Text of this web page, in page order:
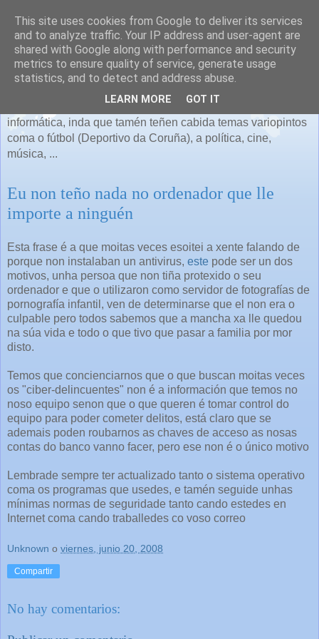
As miñas cousas
Falaremos de todo o que se nos ocurra, principalmente de
informática, inda que tamén teñen cabida temas variopintos
coma o fútbol (Deportivo da Coruña), a política, cine,
música, ...
Eu non teño nada no ordenador que lle
importe a ninguén
Esta frase é a que moitas veces esoitei a xente falando de
porque non instalaban un antivirus, este pode ser un dos
motivos, unha persoa que non tiña protexido o seu
ordenador e que o utilizaron como servidor de fotografías de
pornografía infantil, ven de determinarse que el non era o
culpable pero todos sabemos que a mancha xa lle quedou
na súa vida e todo o que tivo que pasar a familia por mor
disto.
Temos que concienciarnos que o que buscan moitas veces
os "ciber-delincuentes" non é a información que temos no
noso equipo senon que o que queren é tomar control do
equipo para poder cometer delitos, está claro que se
ademais poden roubarnos as chaves de acceso as nosas
contas do banco vanno facer, pero ese non é o único motivo
Lembrade sempre ter actualizado tanto o sistema operativo
coma os programas que usedes, e tamén seguide unhas
mínimas normas de seguridade tanto cando estedes en
Internet coma cando traballedes co voso correo
Unknown o viernes, junio 20, 2008
Compartir
No hay comentarios:
This site uses cookies from Google to deliver its services
and to analyze traffic. Your IP address and user-agent are
shared with Google along with performance and security
metrics to ensure quality of service, generate usage
statistics, and to detect and address abuse.
LEARN MORE GOT IT